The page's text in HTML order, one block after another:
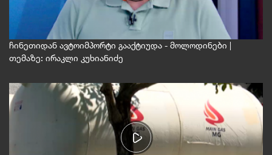
ჩინეთიდან ავტოიმპორტი გააქტიუდა - მოლოდინები |
თემაზე: ირაკლი კუხიანიძე